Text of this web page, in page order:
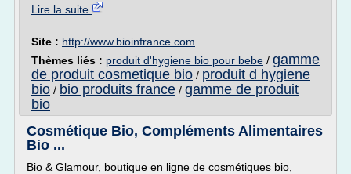
Lire la suite
Site : http://www.bioinfrance.com
Thèmes liés : produit d'hygiene bio pour bebe / gamme
de produit cosmetique bio / produit d hygiene
bio / bio produits france / gamme de produit
bio
Cosmétique Bio, Compléments Alimentaires
Bio ...
Bio & Glamour, boutique en ligne de cosmétiques bio,